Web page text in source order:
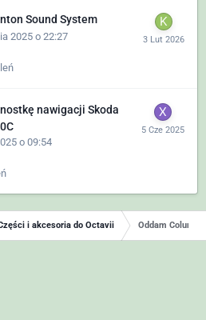
Sound System
2025 o 22:27
nawigacji Skoda
o 09:54
i akcesoria do Octavii Oddam